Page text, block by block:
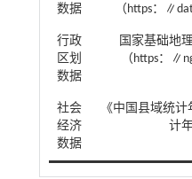
数据
（https：
行政
区划
数据
国家基础地
（https：
社会
经济
数据
《中国县域统
计